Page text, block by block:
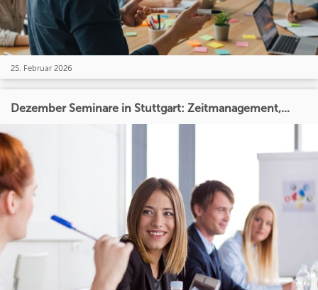
25. Februar 2026
Dezember Seminare in Stuttgart: Zeitmanagement,...